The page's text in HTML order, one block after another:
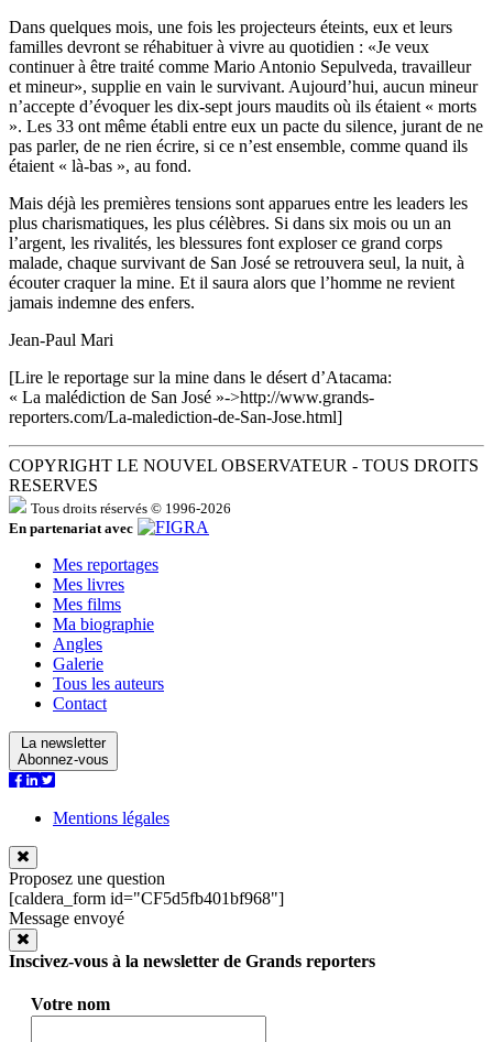
Dans quelques mois, une fois les projecteurs éteints, eux et leurs
familles devront se réhabituer à vivre au quotidien : «Je veux
continuer à être traité comme Mario Antonio Sepulveda, travailleur
et mineur», supplie en vain le survivant. Aujourd’hui, aucun mineur
n’accepte d’évoquer les dix-sept jours maudits où ils étaient « morts
». Les 33 ont même établi entre eux un pacte du silence, jurant de ne
pas parler, de ne rien écrire, si ce n’est ensemble, comme quand ils
étaient « là-bas », au fond.
Mais déjà les premières tensions sont apparues entre les leaders les
plus charismatiques, les plus célèbres. Si dans six mois ou un an
l’argent, les rivalités, les blessures font exploser ce grand corps
malade, chaque survivant de San José se retrouvera seul, la nuit, à
écouter craquer la mine. Et il saura alors que l’homme ne revient
jamais indemne des enfers.
Jean-Paul Mari
[Lire le reportage sur la mine dans le désert d’Atacama:
« La malédiction de San José »->http://www.grands-
reporters.com/La-malediction-de-San-Jose.html]
COPYRIGHT LE NOUVEL OBSERVATEUR - TOUS DROITS
RESERVES
Tous droits réservés © 1996-2026
En partenariat avec
Mes reportages
Mes livres
Mes films
Ma biographie
Angles
Galerie
Tous les auteurs
Contact
La newsletter
Abonnez-vous
Mentions légales
Proposez une question
[caldera_form id="CF5d5fb401bf968"]
Message envoyé
Inscivez-vous à la newsletter de Grands reporters
Votre nom